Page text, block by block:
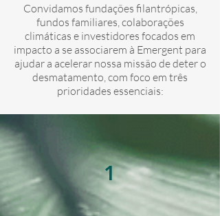
Convidamos fundações filantrópicas,
fundos familiares, colaborações
climáticas e investidores focados em
impacto a se associarem à Emergent para
ajudar a acelerar nossa missão de deter o
desmatamento, com foco em três
prioridades essenciais:
1